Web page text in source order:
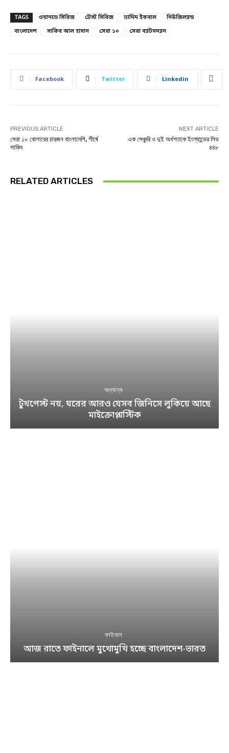
TAGS ওয়ানডে সিরিজ টেস্ট সিরিজ তামিম ইকবাল
নিউজিল্যান্ড
বাংলাদেশ
সাকিব আল হাসান সেরা ১০ সেরা ব্যাটসম্যান
Facebook Twitter Linkedin
PREVIOUS ARTICLE
সেরা ১০ বোলারের চারজন বাংলাদেশি, শীর্ষে
সাকিব
NEXT ARTICLE
এক সেঞ্চুরি ও দুই অর্ধশতকে ইংল্যান্ডের লিড
৪৪৮
RELATED ARTICLES
অন্যান্য
টুথপেস্ট নয়, ঘরের আরও যেসব জিনিসে লুকিয়ে আছে
মাইক্রোপ্লাস্টিক
ফাইনাল
আজ রাতে ফাইনালে মুখোমুখি হচ্ছে বাংলাদেশ-ভারত